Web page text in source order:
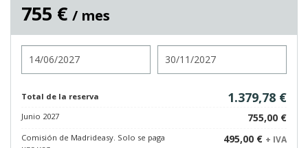
755 € / mes
Total de la reserva 1.379,78 €
Junio 2027 755,00 €
Comisión de Madrideasy. Solo se paga
495,00 € + IVA